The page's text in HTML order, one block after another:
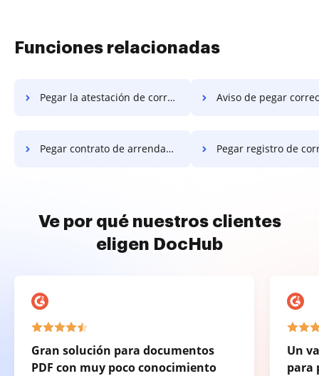
Funciones relacionadas
Pegar la atestación de correo electrónico Aviso de pegar
Pegar contrato de arrendamiento por correo Pegar registro de correo
Ve por qué nuestros clientes
eligen DocHub
Gran solución para documentos
PDF con muy poco conocimiento
Un
para